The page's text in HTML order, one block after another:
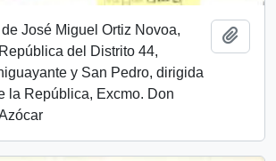
José Miguel Ortiz Novoa,
del Distrito 44,
y San Pedro, dirigida
la República, Excmo. Don